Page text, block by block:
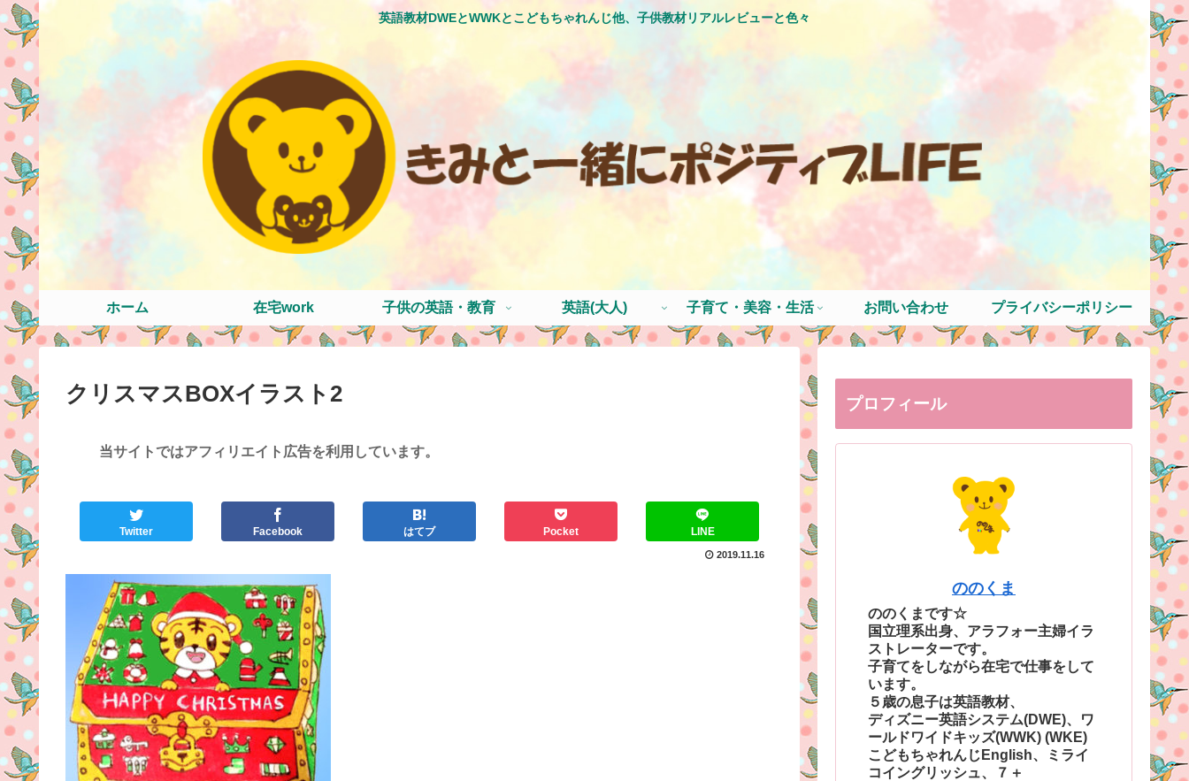
英語教材DWEとWWKとこどもちゃれんじ他、子供教材リアルレビューと色々
ホーム 在宅work 子供の英語・教育 英語(大人) 子育て・美容・生活 お問い合わせ プライバシーポリシー
クリスマスBOXイラスト2
当サイトではアフィリエイト広告を利用しています。
Twitter Facebook はてブ Pocket LINE
2019.11.16
プロフィール
ののくま
ののくまです☆
国立理系出身、アラフォー主婦イラ
ストレーターです。
子育てをしながら在宅で仕事をして
います。
５歳の息子は英語教材、
ディズニー英語システム(DWE)、ワ
ールドワイドキッズ(WWK) (WKE)
こどもちゃれんじEnglish、ミライ
コイングリッシュ、７＋